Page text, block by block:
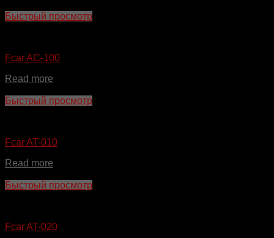
Быстрый просмотр
Fcar AC-100
Read more
Быстрый просмотр
Fcar AT-010
Read more
Быстрый просмотр
Fcar AT-020